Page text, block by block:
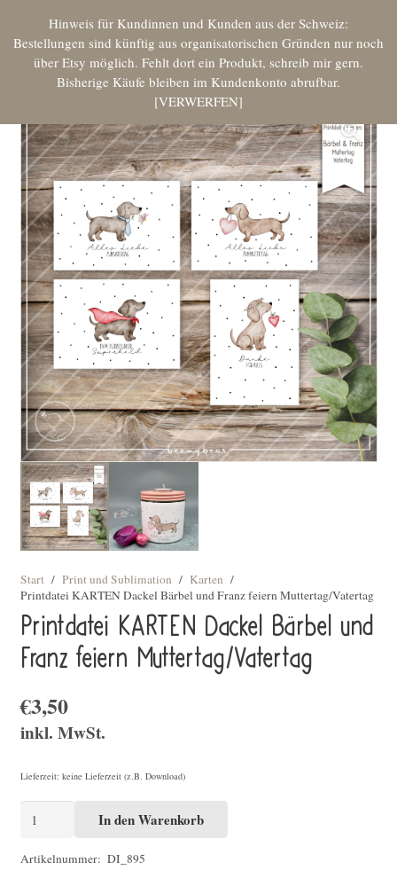
Hinweis für Kundinnen und Kunden aus der Schweiz:
Bestellungen sind künftig aus organisatorischen Gründen nur noch
über Etsy möglich. Fehlt dort ein Produkt, schreib mir gern.
Bisherige Käufe bleiben im Kundenkonto abrufbar.
VERWERFEN
Start / Print und Sublimation / Karten /
Printdatei KARTEN Dackel Bärbel und Franz feiern Muttertag/Vatertag
Printdatei KARTEN Dackel Bärbel und
Franz feiern Muttertag/Vatertag
€3,50
inkl. MwSt.
Lieferzeit: keine Lieferzeit (z.B. Download)
Dackel
In den Warenkorb
Artikelnummer: DI_895